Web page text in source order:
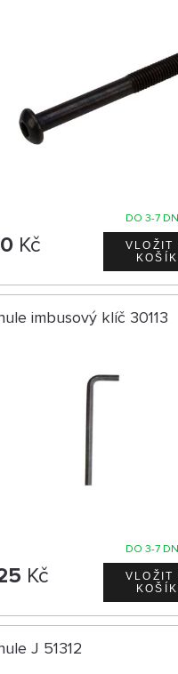
DO 3-7
Kč
imbusový klíč 30113
DO 3-7
Kč
J 51312